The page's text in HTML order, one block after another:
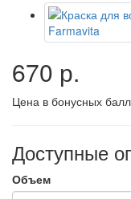
670 р.
Цена в бонусных
Доступные
Объем